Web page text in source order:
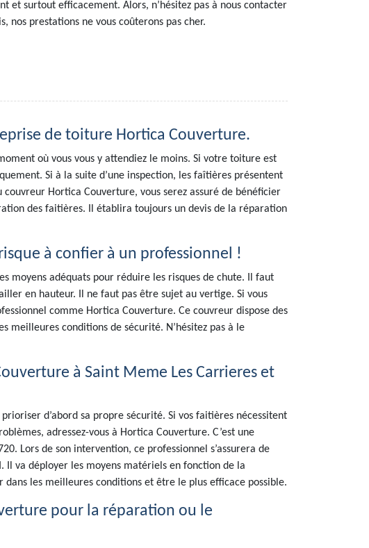
et surtout efficacement. Alors, n’hésitez pas à nous contacter
nos prestations ne vous coûterons pas cher.
de toiture Hortica Couverture.
où vous vous y attendiez le moins. Si votre toiture est
Si à la suite d’une inspection, les faîtières présentent
Hortica Couverture, vous serez assuré de bénéficier
des faitières. Il établira toujours un devis de la réparation
à confier à un professionnel !
moyens adéquats pour réduire les risques de chute. Il faut
en hauteur. Il ne faut pas être sujet au vertige. Si vous
comme Hortica Couverture. Ce couvreur dispose des
meilleures conditions de sécurité. N’hésitez pas à le
à Saint Meme Les Carrieres et
d’abord sa propre sécurité. Si vos faitières nécessitent
adressez-vous à Hortica Couverture. C’est une
Lors de son intervention, ce professionnel s’assurera de
Il va déployer les moyens matériels en fonction de la
les meilleures conditions et être le plus efficace possible.
pour la réparation ou le